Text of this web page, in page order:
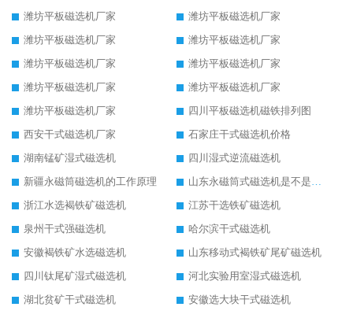
潍坊平板磁选机厂家
潍坊平板磁选机厂家
潍坊平板磁选机厂家
潍坊平板磁选机厂家
潍坊平板磁选机厂家
潍坊平板磁选机厂家
潍坊平板磁选机厂家
潍坊平板磁选机厂家
潍坊平板磁选机厂家
四川平板磁选机磁铁排列图
西安干式磁选机厂家
石家庄干式磁选机价格
湖南锰矿湿式磁选机
四川湿式逆流磁选机
新疆永磁筒磁选机的工作原理
山东永磁筒式磁选机是不是强磁
浙江水选褐铁矿磁选机
江苏干选铁矿磁选机
泉州干式强磁选机
哈尔滨干式磁选机
安徽褐铁矿水选磁选机
山东移动式褐铁矿尾矿磁选机
四川钛尾矿湿式磁选机
河北实验用室湿式磁选机
湖北贫矿干式磁选机
安徽选大块干式磁选机